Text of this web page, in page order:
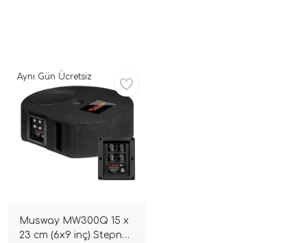
Musway MW300Q 15 x
23 cm (6x9 inç) Stepne
Aynı Gün Ücretsiz